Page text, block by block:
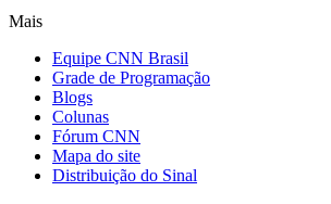
Mais
Equipe CNN Brasil
Grade de Programação
Blogs
Colunas
Fórum CNN
Mapa do site
Distribuição do Sinal